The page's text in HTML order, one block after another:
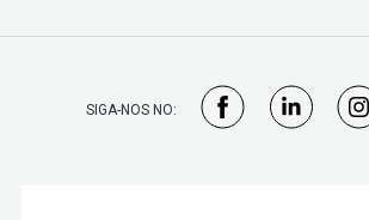
SIGA-NOS NO: